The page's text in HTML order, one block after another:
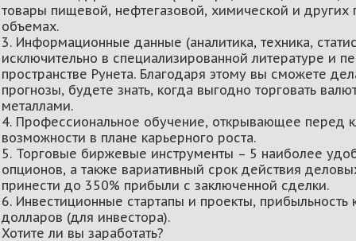
товары пищевой, нефтегазовой, химической и
объемах.
3. Информационные данные (аналитика, техника,
исключительно в специализированной литературе и
пространстве Рунета. Благодаря этому вы сможете
прогнозы, будете знать, когда выгодно торговать
металлами.
4. Профессиональное обучение, открывающее перед
возможности в плане карьерного роста.
5. Торговые биржевые инструменты – 5 наиболее
опционов, а также вариативный срок действия
принести до 350% прибыли с заключенной сделки.
6. Инвестиционные стартапы и проекты, прибыльность
долларов (для инвестора).
Хотите ли вы заработать?